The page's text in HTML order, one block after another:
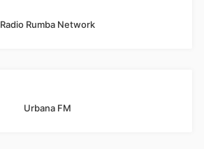
Radio Rumba Network
Urbana FM